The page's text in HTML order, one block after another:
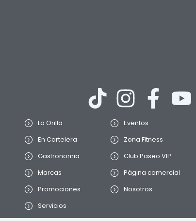
La Orilla
En Cartelera
Gastronomia
Marcas
Promociones
Servicios
Eventos
Zona Fitness
Club Paseo VIP
Página comercial
Nosotros